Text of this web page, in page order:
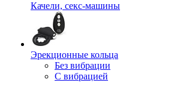
Качели, секс-машины
Эрекционные кольца
Без вибрации
С вибрацией